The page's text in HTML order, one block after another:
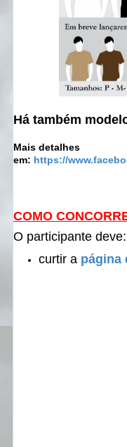
Há também
Mais detalhes
em: https://
COMO
O participante deve:
curtir a página